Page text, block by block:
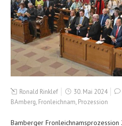
Ronald Rinklef 30. Mai 2024
BAmberg, Fronleichnam, Prozession
Bamberger